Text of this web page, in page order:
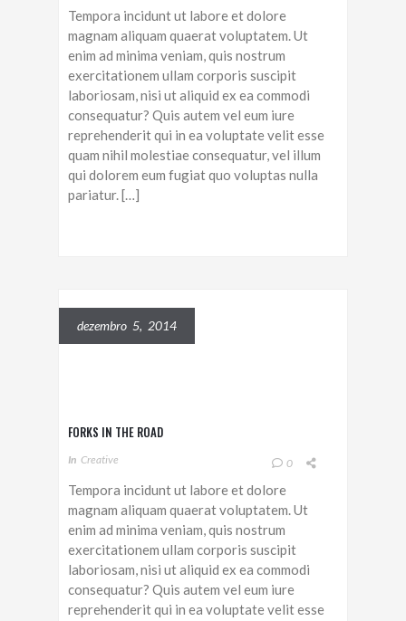
Tempora incidunt ut labore et dolore
magnam aliquam quaerat voluptatem. Ut
enim ad minima veniam, quis nostrum
exercitationem ullam corporis suscipit
laboriosam, nisi ut aliquid ex ea commodi
consequatur? Quis autem vel eum iure
reprehenderit qui in ea voluptate velit esse
quam nihil molestiae consequatur, vel illum
qui dolorem eum fugiat quo voluptas nulla
pariatur. […]
dezembro 5, 2014
FORKS IN THE ROAD
In Creative 0
Tempora incidunt ut labore et dolore
magnam aliquam quaerat voluptatem. Ut
enim ad minima veniam, quis nostrum
exercitationem ullam corporis suscipit
laboriosam, nisi ut aliquid ex ea commodi
consequatur? Quis autem vel eum iure
reprehenderit qui in ea voluptate velit esse